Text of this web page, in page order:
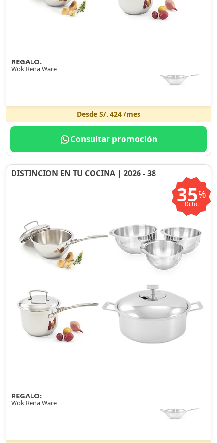
REGALO:
Wok Rena Ware
Desde S/. 424/mes
Consultar promoción
DISTINCION EN TU COCINA | 2026 - 38
35%
Dcto.
REGALO:
Wok Rena Ware